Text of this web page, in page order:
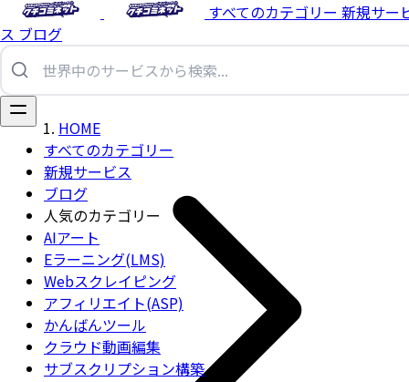
すべてのカテゴリー 新規サー
ス ブログ
すべてのカテゴリー
新規サービス
ブログ
人気のカテゴリー
AIアート
Eラーニング(LMS)
Webスクレイピング
アフィリエイト(ASP)
かんばんツール
クラウド動画編集
サブスクリプション構築
HOME